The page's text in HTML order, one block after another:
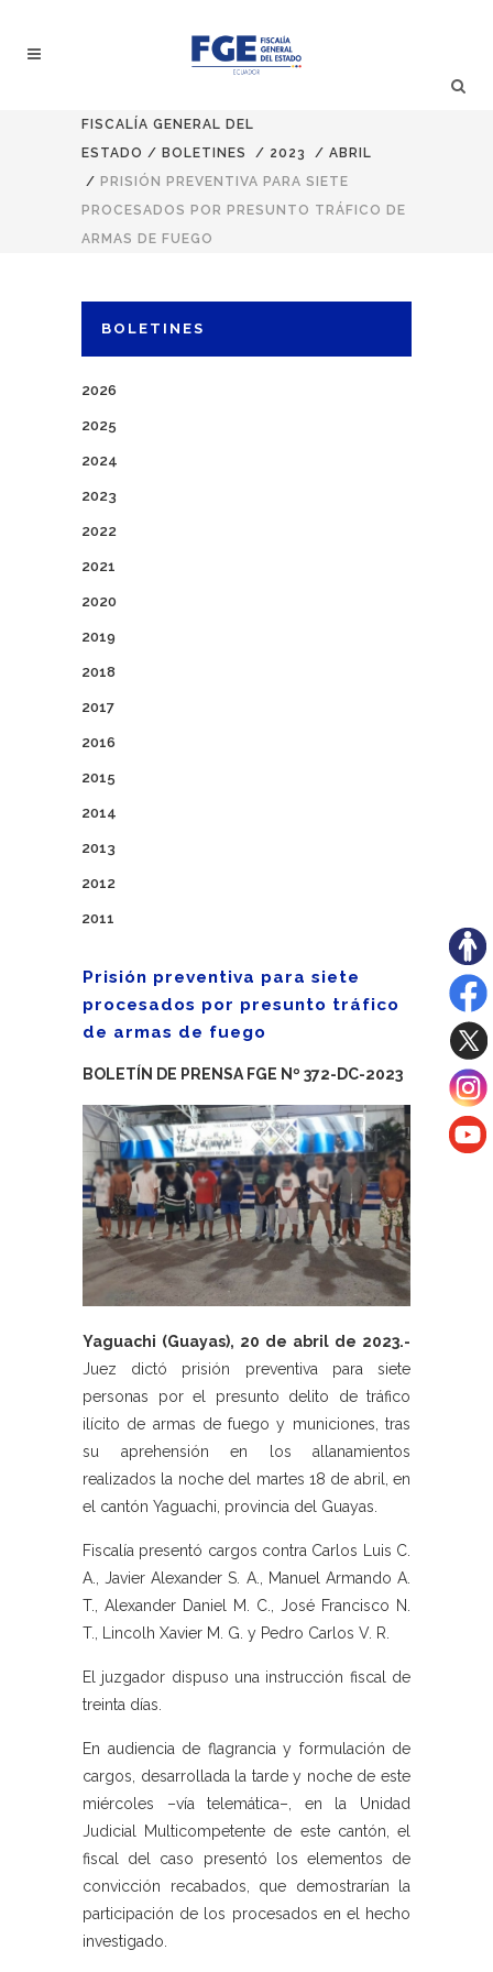
FISCALÍA GENERAL DEL
ESTADO / BOLETINES / 2023 / ABRIL
/ PRISIÓN PREVENTIVA PARA SIETE
PROCESADOS POR PRESUNTO TRÁFICO DE
ARMAS DE FUEGO
BOLETINES
2026
2025
2024
2023
2022
2021
2020
2019
2018
2017
2016
2015
2014
2013
2012
2011
Prisión preventiva para siete
procesados por presunto tráfico
de armas de fuego
BOLETÍN DE PRENSA FGE Nº 372-DC-2023
Yaguachi (Guayas), 20 de abril de 2023.-
Juez dictó prisión preventiva para siete
personas por el presunto delito de tráfico
ilícito de armas de fuego y municiones, tras
su aprehensión en los allanamientos
realizados la noche del martes 18 de abril, en
el cantón Yaguachi, provincia del Guayas.
Fiscalía presentó cargos contra Carlos Luis C.
A., Javier Alexander S. A., Manuel Armando A.
T., Alexander Daniel M. C., José Francisco N.
T., Lincolh Xavier M. G. y Pedro Carlos V. R.
El juzgador dispuso una instrucción fiscal de
treinta días.
En audiencia de flagrancia y formulación de
cargos, desarrollada la tarde y noche de este
miércoles –vía telemática–, en la Unidad
Judicial Multicompetente de este cantón, el
fiscal del caso presentó los elementos de
convicción recabados, que demostrarían la
participación de los procesados en el hecho
investigado.